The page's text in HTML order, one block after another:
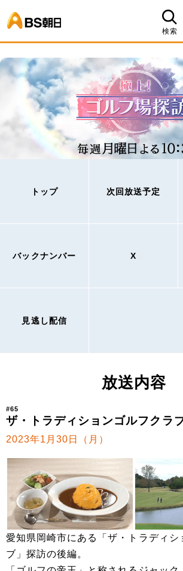
検索
トップ 次回放送予定
バックナンバー X
見逃し配信
放送内容
#65
ザ・トラディションゴルフクラ
2023年1月30日（月）
愛知県岡崎市にある「ザ・トラディシ
ブ」探訪の後編。